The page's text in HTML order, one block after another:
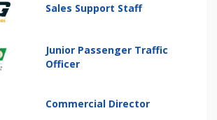
Sales Support Staff
Junior Passenger Traffic
Officer
Commercial Director